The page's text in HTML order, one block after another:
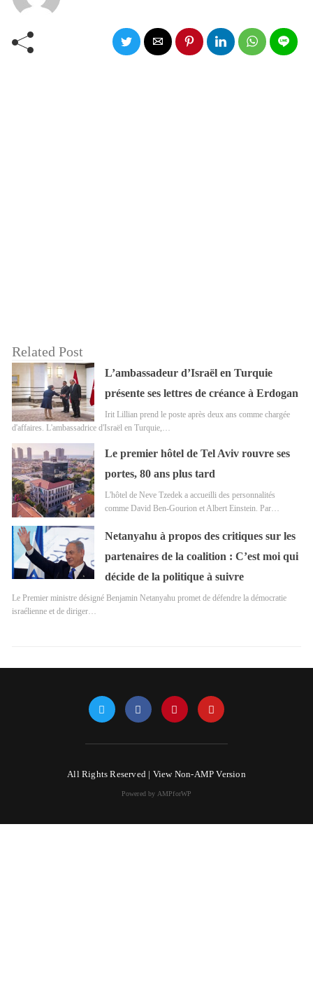
Related Post
L’ambassadeur d’Israël en Turquie
présente ses lettres de créance à Erdogan
Irit Lillian prend le poste après deux ans comme chargée
d'affaires. L'ambassadrice d'Israël en Turquie,…
Le premier hôtel de Tel Aviv rouvre ses
portes, 80 ans plus tard
L'hôtel de Neve Tzedek a accueilli des personnalités
comme David Ben-Gourion et Albert Einstein. Par…
Netanyahu à propos des critiques sur les
partenaires de la coalition : C’est moi qui
décide de la politique à suivre
Le Premier ministre désigné Benjamin Netanyahu promet de défendre la démocratie
israélienne et de diriger…
All Rights Reserved | View Non-AMP Version
Powered by AMPforWP